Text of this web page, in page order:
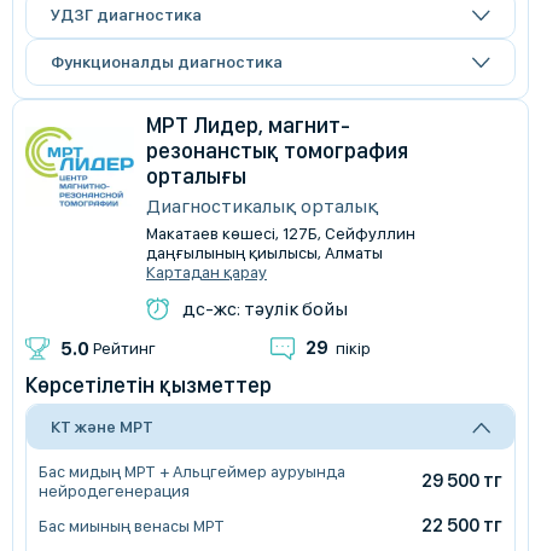
УДЗГ диагностика
Функционалды диагностика
МРТ Лидер, магнит-
резонанстық томография
орталығы
Диагностикалық орталық
Макатаев көшесі, 127Б, Сейфуллин
даңғылының қиылысы, Алматы
Картадан қарау
дс-жс: тәулік бойы
5.0 Рейтинг 29 пікір
Көрсетілетін қызметтер
КТ және МРТ
Бас мидың МРТ + Альцгеймер ауруында
нейродегенерация
29 500 тг
Бас миының венасы МРТ 22 500 тг